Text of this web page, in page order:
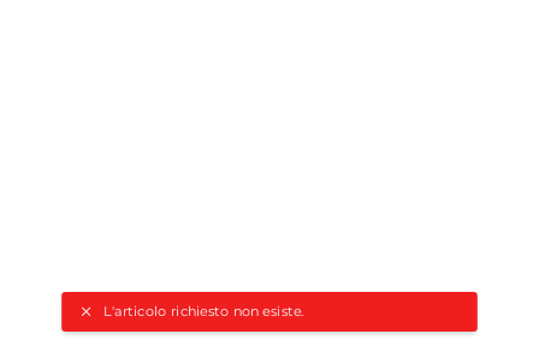
L'articolo richiesto non esiste.